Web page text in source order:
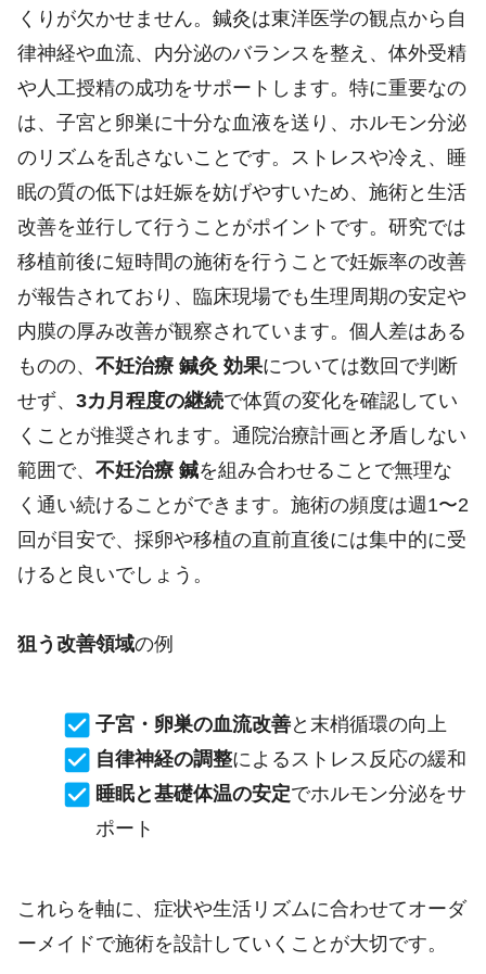
くりが欠かせません。鍼灸は東洋医学の観点から自
律神経や血流、内分泌のバランスを整え、体外受精
や人工授精の成功をサポートします。特に重要なの
は、子宮と卵巣に十分な血液を送り、ホルモン分泌
のリズムを乱さないことです。ストレスや冷え、睡
眠の質の低下は妊娠を妨げやすいため、施術と生活
改善を並行して行うことがポイントです。研究では
移植前後に短時間の施術を行うことで妊娠率の改善
が報告されており、臨床現場でも生理周期の安定や
内膜の厚み改善が観察されています。個人差はある
ものの、 不妊治療 鍼灸 効果については数回で判断
せず、 3カ月程度の継続で体質の変化を確認してい
くことが推奨されます。通院治療計画と矛盾しない
範囲で、 不妊治療 鍼を組み合わせることで無理な
く通い続けることができます。施術の頻度は週1〜2
回が目安で、採卵や移植の直前直後には集中的に受
けると良いでしょう。
狙う改善領域の例
子宮・卵巣の血流改善と末梢循環の向上
自律神経の調整によるストレス反応の緩和
睡眠と基礎体温の安定でホルモン分泌をサ
ポート
これらを軸に、症状や生活リズムに合わせてオーダ
ーメイドで施術を設計していくことが大切です。